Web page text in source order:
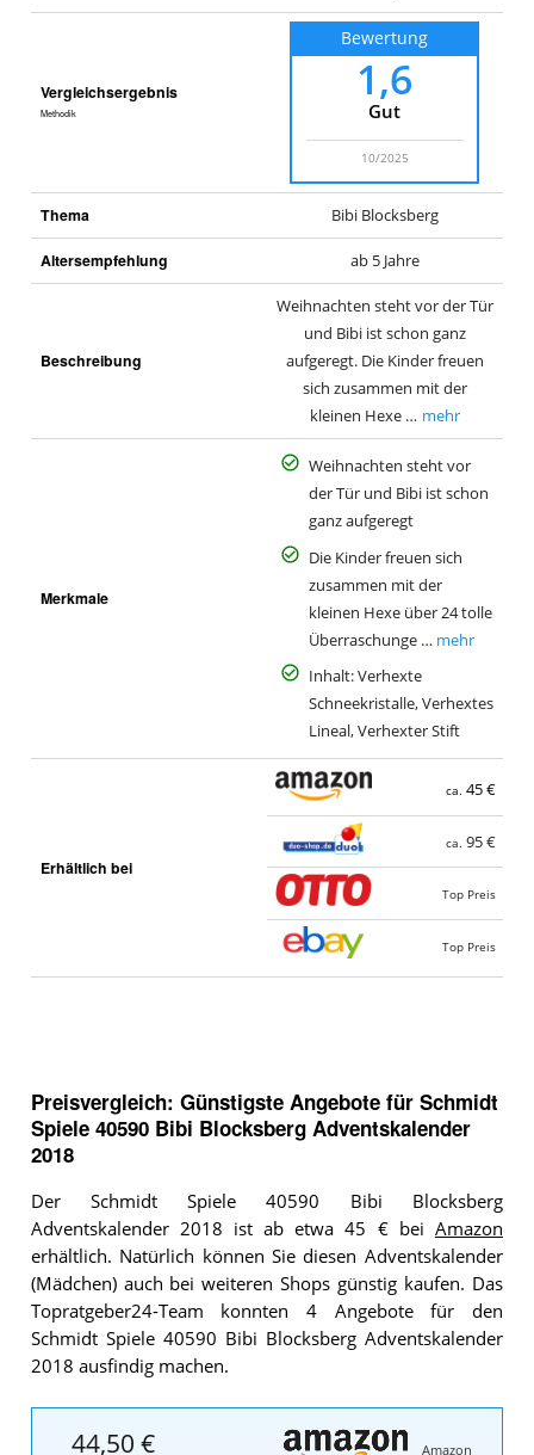
Vergleichsergebnis
Methodik
Bewertung
1,6
Gut
10/2025
Thema Bibi Blocksberg
Altersempfehlung ab 5 Jahre
Beschreibung
Weihnachten steht vor der Tür
und Bibi ist schon ganz
aufgeregt. Die Kinder freuen
sich zusammen mit der
kleinen Hexe … mehr
Merkmale
Weihnachten steht vor
der Tür und Bibi ist schon
ganz aufgeregt
Die Kinder freuen sich
zusammen mit der
kleinen Hexe über 24 tolle
Überraschunge … mehr
Inhalt: Verhexte
Schneekristalle, Verhextes
Lineal, Verhexter Stift
Erhältlich bei
ca. 45 €
ca. 95 €
Top Preis
Top Preis
Preisvergleich: Günstigste Angebote für Schmidt
Spiele 40590 Bibi Blocksberg Adventskalender
2018
Der Schmidt Spiele 40590 Bibi Blocksberg
Adventskalender 2018 ist ab etwa 45 € bei Amazon
erhältlich. Natürlich können Sie diesen Adventskalender
(Mädchen) auch bei weiteren Shops günstig kaufen. Das
Topratgeber24-Team konnten 4 Angebote für den
Schmidt Spiele 40590 Bibi Blocksberg Adventskalender
2018 ausfindig machen.
44,50 € Amazon